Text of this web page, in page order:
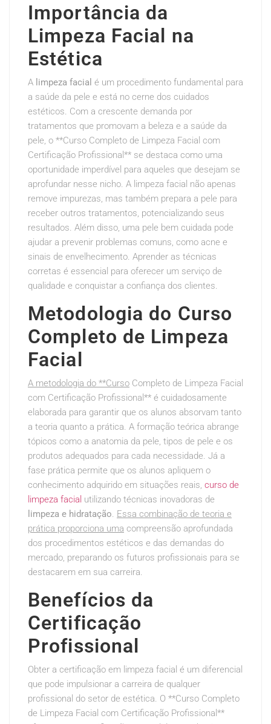
Importância da
Limpeza Facial na
Estética
A limpeza facial é um procedimento fundamental para
a saúde da pele e está no cerne dos cuidados
estéticos. Com a crescente demanda por
tratamentos que promovam a beleza e a saúde da
pele, o **Curso Completo de Limpeza Facial com
Certificação Profissional** se destaca como uma
oportunidade imperdível para aqueles que desejam se
aprofundar nesse nicho. A limpeza facial não apenas
remove impurezas, mas também prepara a pele para
receber outros tratamentos, potencializando seus
resultados. Além disso, uma pele bem cuidada pode
ajudar a prevenir problemas comuns, como acne e
sinais de envelhecimento. Aprender as técnicas
corretas é essencial para oferecer um serviço de
qualidade e conquistar a confiança dos clientes.
Metodologia do Curso
Completo de Limpeza
Facial
A metodologia do **Curso Completo de Limpeza Facial
com Certificação Profissional** é cuidadosamente
elaborada para garantir que os alunos absorvam tanto
a teoria quanto a prática. A formação teórica abrange
tópicos como a anatomia da pele, tipos de pele e os
produtos adequados para cada necessidade. Já a
fase prática permite que os alunos apliquem o
conhecimento adquirido em situações reais, curso de
limpeza facial utilizando técnicas inovadoras de
limpeza e hidratação Essa combinação de teoria e
prática proporciona uma compreensão aprofundada
dos procedimentos estéticos e das demandas do
mercado, preparando os futuros profissionais para se
destacarem em sua carreira.
Benefícios da
Certificação
Profissional
Obter a certificação em limpeza facial é um diferencial
que pode impulsionar a carreira de qualquer
profissional do setor de estética. O **Curso Completo
de Limpeza Facial com Certificação Profissional**